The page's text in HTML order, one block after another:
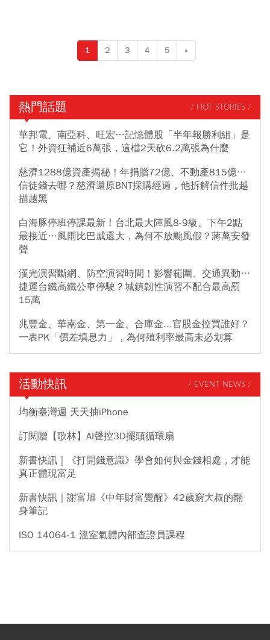
1 2 3 4 5 »
熱門話題 / HOT STORIES /
華邦電、南亞科、旺宏…記憶體股「半年報勝利組」是
它！外資狂補近6萬張，這檔2天砍6.2萬張為什麼
慈濟1288億資產揭秘！年捐贈72億、不動產815億…
信徒錢去哪？慈濟還原BNT採購經過，他拆解信件批越
描越黑
白海豚停班停課最新！台北最大陣風8-9級、下午2點
最接近…風雨比巴威還大，為何不放颱風假？蔣萬安發
聲
漢光演習斷網、防空演習時間！影響範圍、交通異動…
捷運台鐵高鐵公車停駛？城鎮韌性演習不配合最高罰
15萬
兆豐金、華南金、第一金、合庫金...官股金控買誰好？
一表PK「價差填息力」，為何殖利率最高未必划算
活動快訊 / EVENT NEWS /
均衡臺灣週 天天抽iPhone
訂閱贈【歌林】AI聲控3D擺頭循環扇
新書快訊｜《打開錢意識》學會如何與金錢相處，才能
真正體現富足
新書快訊｜謝富旭《中年財富覺醒》42歲窮大叔的翻
身筆記
ISO 14064-1 溫室氣體內部查證員課程